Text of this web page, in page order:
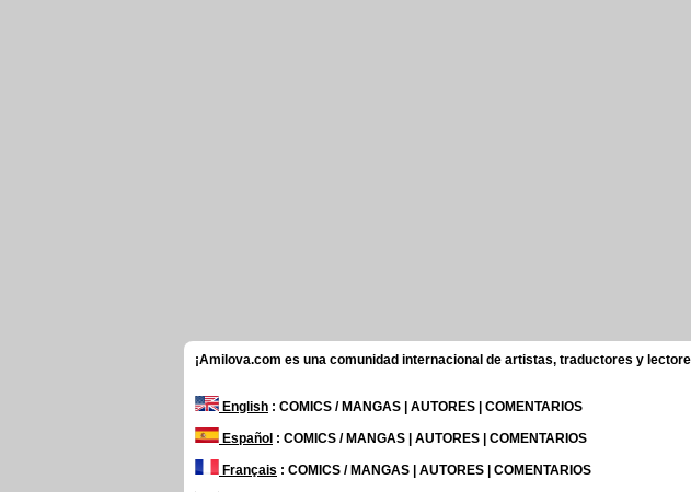
¡Amilova.com es una comunidad internacional de artistas, traductores y
English : COMICS / MANGAS | AUTORES | COMENTARIOS
Español : COMICS / MANGAS | AUTORES | COMENTARIOS
Français : COMICS / MANGAS | AUTORES | COMENTARIOS